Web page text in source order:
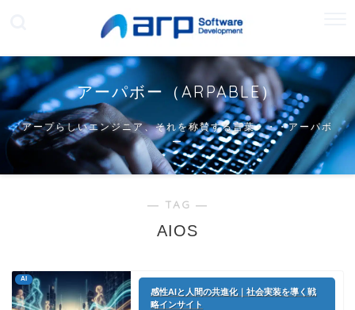
アーパボー（ARPABLE）
アープらしいエンジニア、それを称賛する言葉・・・アーパボ
ー
― TAG ―
AIOS
AI
感性AIと人間の共進化｜社会実装を導く戦
略インサイト